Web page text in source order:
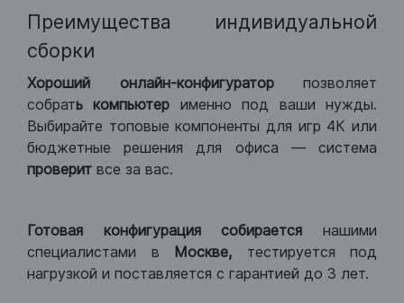
Преимущества индивидуальной
сборки
Хороший онлайн-конфигураторпозволяет
собрать компьютер именно под ваши нужды.
Выбирайте топовые компоненты для игр 4К или
бюджетные решения для офиса — система
проверит все за вас.
Готовая конфигурация собираетсянашими
специалистами в Москве, тестируется под
нагрузкой и поставляется с гарантией до 3 лет.